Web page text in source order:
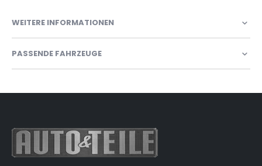
WEITERE INFORMATIONEN
PASSENDE FAHRZEUGE